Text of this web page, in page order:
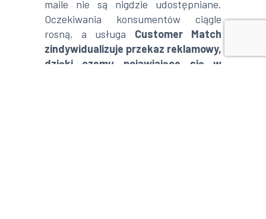
maile nie są nigdzie udostępniane.
Oczekiwania konsumentów ciągle
rosną, a usługa Customer Match
zindywidualizuje przekaz reklamowy,
dzięki czemu pojawiające się w